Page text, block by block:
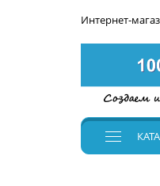
Интернет-